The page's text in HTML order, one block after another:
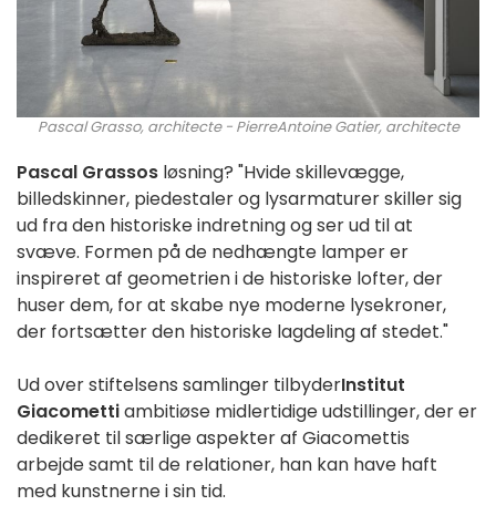
Pascal Grasso, architecte - PierreAntoine Gatier, architecte
Pascal Grassos løsning? "Hvide skillevægge,
billedskinner, piedestaler og lysarmaturer skiller sig
ud fra den historiske indretning og ser ud til at
svæve. Formen på de nedhængte lamper er
inspireret af geometrien i de historiske lofter, der
huser dem, for at skabe nye moderne lysekroner,
der fortsætter den historiske lagdeling af stedet."
Ud over stiftelsens samlinger tilbyderInstitut
Giacomettiambitiøse midlertidige udstillinger, der er
dedikeret til særlige aspekter af Giacomettis
arbejde samt til de relationer, han kan have haft
med kunstnerne i sin tid.